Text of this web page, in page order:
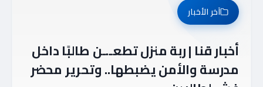
آخر الأخبار
أخبار قنا | ربة منزل تطعـ.ـن طالبًا داخل
مدرسة والأمن يضبطها.. وتحرير محضر